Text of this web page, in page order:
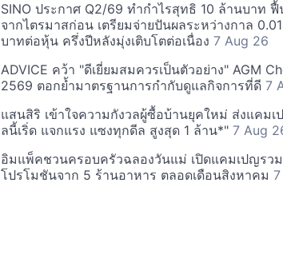
SINO ประกาศ Q2/69 ทำกำไรสุทธิ 10 ล้านบาท ฟื้
จากไตรมาสก่อน เตรียมจ่ายปันผลระหว่างกาล
บาทต่อหุ้น ครึ่งปีหลังมุ่งเติบโตต่อเนื่อง 7 Aug 26
ADVICE คว้า "ดีเยี่ยมสมควรเป็นตัวอย่าง" AGM
2569 ตอกย้ำมาตรฐานการกำกับดูแลกิจการที่ดี 7
แสนสิริ เข้าใจความกังวลผู้ซื้อบ้านยุคใหม่ ส่งแคมเ
ลนี้เริ่ด แจกแรง แซงทุกดีล สูงสุด 1 ล้าน*" 7 Aug
อิมแพ็คชวนครอบครัวฉลองวันแม่ เปิดแคมเปญรวม
โปรโมชันจาก 5 ร้านอาหาร ตลอดเดือนสิงหาคม